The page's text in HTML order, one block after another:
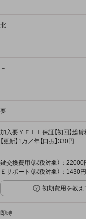
北
－
－
－
要
加入要ＹＥＬＬ保証【初回】総賃
【更新】1万／年【口振】330円
鍵交換費用（課税対象）：
Ｅサポート（課税対象）：1430円
初期費用を教え
即時